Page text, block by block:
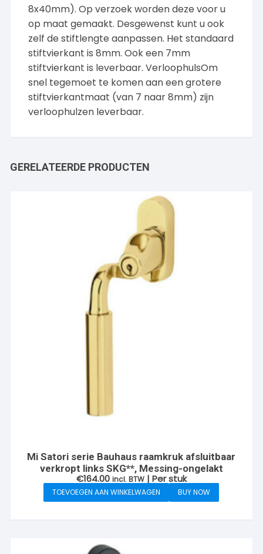
8x40mm). Op verzoek worden deze voor u
op maat gemaakt. Desgewenst kunt u ook
zelf de stiftlengte aanpassen. Het standaard
stiftvierkant is 8mm. Ook een 7mm
stiftvierkant is leverbaar. VerloophulsOm
snel tegemoet te komen aan een grotere
stiftvierkantmaat (van 7 naar 8mm) zijn
verloophulzen leverbaar.
GERELATEERDE PRODUCTEN
Mi Satori serie Bauhaus raamkruk afsluitbaar
verkropt links SKG**, Messing-ongelakt
€164.00 incl. BTW | Per stuk
TOEVOEGEN AAN WINKELWAGEN BUY NOW